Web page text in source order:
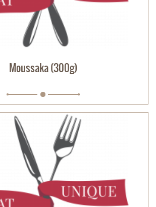
Moussaka (300g)